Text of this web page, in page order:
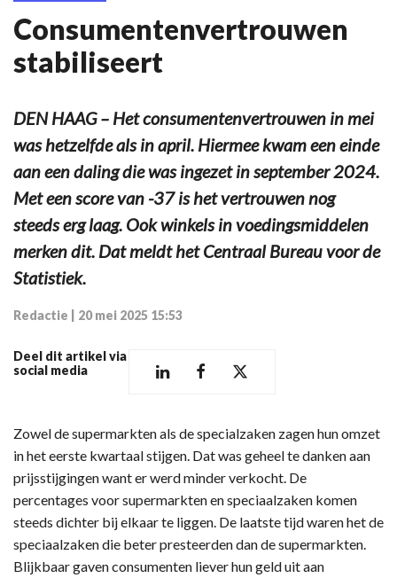
Consumentenvertrouwen
stabiliseert
DEN HAAG – Het consumentenvertrouwen in mei
was hetzelfde als in april. Hiermee kwam een einde
aan een daling die was ingezet in september 2024.
Met een score van -37 is het vertrouwen nog
steeds erg laag. Ook winkels in voedingsmiddelen
merken dit. Dat meldt het Centraal Bureau voor de
Statistiek.
Redactie 20 mei 2025 15:53
Deel dit artikel via
social media
Zowel de supermarkten als de specialzaken zagen hun omzet
in het eerste kwartaal stijgen. Dat was geheel te danken aan
prijsstijgingen want er werd minder verkocht. De
percentages voor supermarkten en speciaalzaken komen
steeds dichter bij elkaar te liggen. De laatste tijd waren het de
speciaalzaken die beter presteerden dan de supermarkten.
Blijkbaar gaven consumenten liever hun geld uit aan